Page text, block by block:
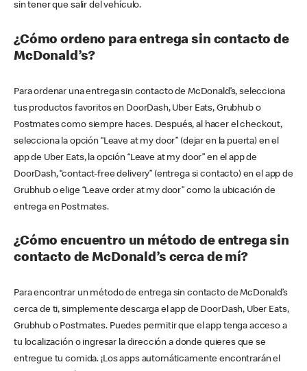
sin tener que salir del vehículo.
¿Cómo ordeno para entrega sin contacto de
McDonald’s?
Para ordenar una entrega sin contacto de McDonald’s, selecciona
tus productos favoritos en DoorDash, Uber Eats, Grubhub o
Postmates como siempre haces. Después, al hacer el checkout,
selecciona la opción “Leave at my door” (dejar en la puerta) en el
app de Uber Eats, la opción “Leave at my door” en el app de
DoorDash, “contact-free delivery” (entrega si contacto) en el app de
Grubhub o elige “Leave order at my door” como la ubicación de
entrega en Postmates.
¿Cómo encuentro un método de entrega sin
contacto de McDonald’s cerca de mí?
Para encontrar un método de entrega sin contacto de McDonald’s
cerca de ti, simplemente descarga el app de DoorDash, Uber Eats,
Grubhub o Postmates. Puedes permitir que el app tenga acceso a
tu localización o ingresar la dirección a donde quieres que se
entregue tu comida. ¡Los apps automáticamente encontrarán el